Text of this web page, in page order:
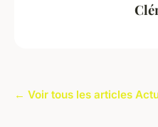
← Voir tous les articles